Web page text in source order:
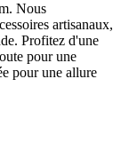
Nous
artisanaux,
Profitez d'une
pour une
pour une allure